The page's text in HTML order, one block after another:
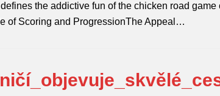
the addictive fun of the chicken road
of Scoring and ProgressionThe Appeal…